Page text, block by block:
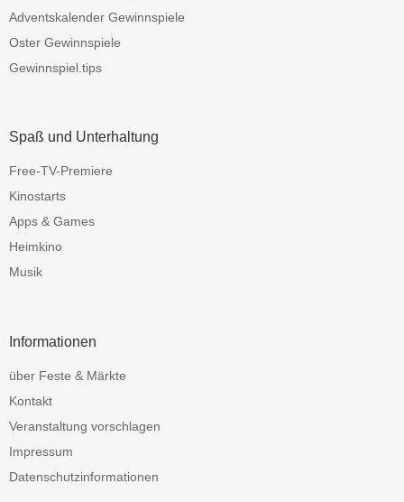
Adventskalender Gewinnspiele
Oster Gewinnspiele
Gewinnspiel.tips
Spaß und Unterhaltung
Free-TV-Premiere
Kinostarts
Apps & Games
Heimkino
Musik
Informationen
über Feste & Märkte
Kontakt
Veranstaltung vorschlagen
Impressum
Datenschutzinformationen